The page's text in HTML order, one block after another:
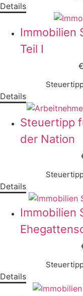
Details
Immobilien
Teil I
Details
Steuertipp
der Nation
Details
Immobilien
Details